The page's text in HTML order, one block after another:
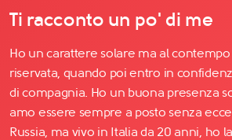
Ti racconto un po' di me
Ho un carattere solare ma al
riservata, quando poi entro in
di compagnia. Ho un buona presenza
amo essere sempre a posto senza
Russia, ma vivo in Italia da 20 anni, ho